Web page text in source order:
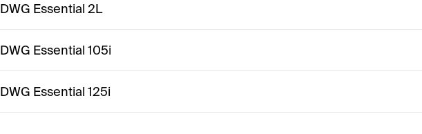
DWG Essential 2L
DWG Essential 105i
DWG Essential 125i